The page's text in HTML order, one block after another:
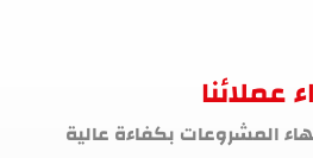
عملائنا
المشروعات بكفاءة عالية